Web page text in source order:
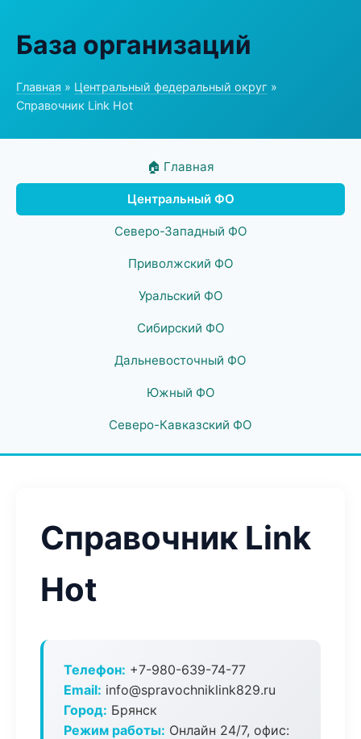
База организаций
Главная » Центральный федеральный округ »
Справочник Link Hot
🏠 Главная
Центральный ФО
Северо-Западный ФО
Приволжский ФО
Уральский ФО
Сибирский ФО
Дальневосточный ФО
Южный ФО
Северо-Кавказский ФО
Справочник Link
Hot
Телефон: +7-980-639-74-77
Email: info@spravochniklink829.ru
Город: Брянск
Режим работы: Онлайн 24/7, офис: